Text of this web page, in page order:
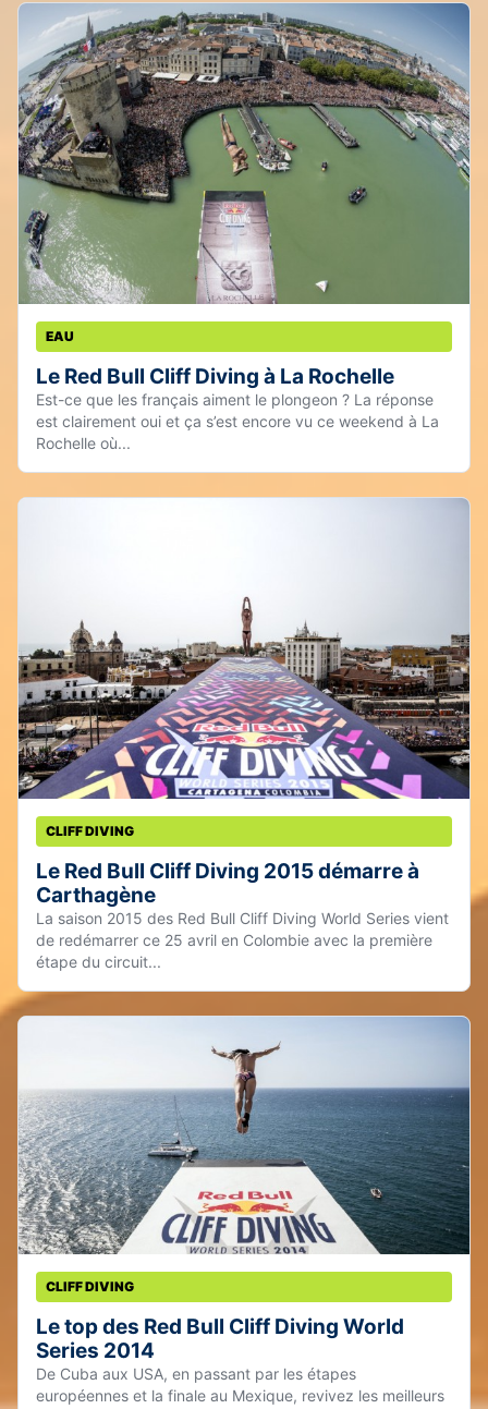
EAU
Le Red Bull Cliff Diving à La Rochelle
Est-ce que les français aiment le plongeon ? La réponse
est clairement oui et ça s’est encore vu ce weekend à La
Rochelle où...
CLIFF DIVING
Le Red Bull Cliff Diving 2015 démarre à
Carthagène
La saison 2015 des Red Bull Cliff Diving World Series vient
de redémarrer ce 25 avril en Colombie avec la première
étape du circuit...
CLIFF DIVING
Le top des Red Bull Cliff Diving World
Series 2014
De Cuba aux USA, en passant par les étapes
européennes et la finale au Mexique, revivez les meilleurs